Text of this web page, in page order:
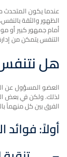
عندما يكون المتحدث
الظهور والثقة
أمام جمهور كبير أو
التنفس يتمكن من
هل
العضو المسؤول عن
لذلك. ولكن في بعض
الفرق بين كل منهماً
أولاً: